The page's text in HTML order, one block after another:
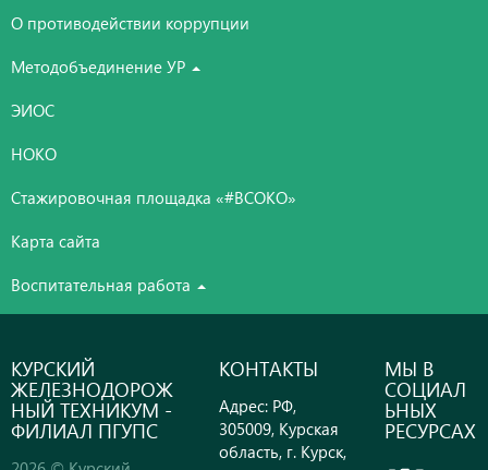
О противодействии коррупции
Методобъединение УР
ЭИОС
НОКО
Стажировочная площадка «#ВСОКО»
Карта сайта
Воспитательная работа
КУРСКИЙ
ЖЕЛЕЗНОДОРОЖ
НЫЙ ТЕХНИКУМ -
ФИЛИАЛ ПГУПС
КОНТАКТЫ
Адрес: РФ,
305009, Курская
область, г. Курск,
МЫ В
СОЦИАЛ
ЬНЫХ
РЕСУРСАХ